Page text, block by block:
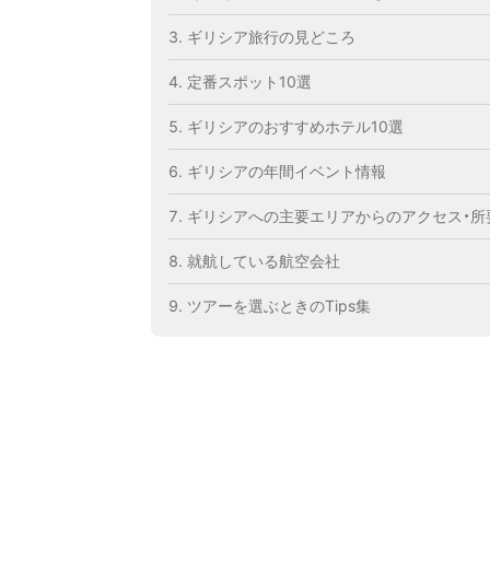
ギリシア旅行の見どころ
定番スポット10選
ギリシアのおすすめホテル10選
ギリシアの年間イベント情報
ギリシアへの主要エリアからのアクセス・
就航している航空会社
ツアーを選ぶときのTips集